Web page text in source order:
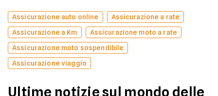
Assicurazione auto online
Assicurazione a rate
Assicurazione a Km
Assicurazione moto a rate
Assicurazione moto sospendibile
Assicurazione viaggio
Ultime notizie sul mondo delle